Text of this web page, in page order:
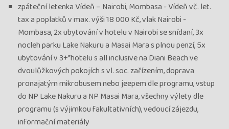
zpáteční letenka Vídeň – Nairobi, Mombasa - Vídeň vč. let.
tax a poplatků v max. výši 18 000 Kč, vlak Nairobi -
Mombasa, 2x ubytování v hotelu v Nairobi se snídaní, 3x
nocleh parku Lake Nakuru a Masai Mara s plnou penzí, 5x
ubytování v 3+*hotelu s all inclusive na Diani Beach ve
dvoulůžkových pokojích s vl. soc. zařízením, doprava
pronajatým mikrobusem nebo jeepem dle programu, vstup
do NP Lake Nakuru a NP Masai Mara, všechny výlety dle
programu (s výjimkou fakultativních), vedoucí zájezdu,
informační materiály